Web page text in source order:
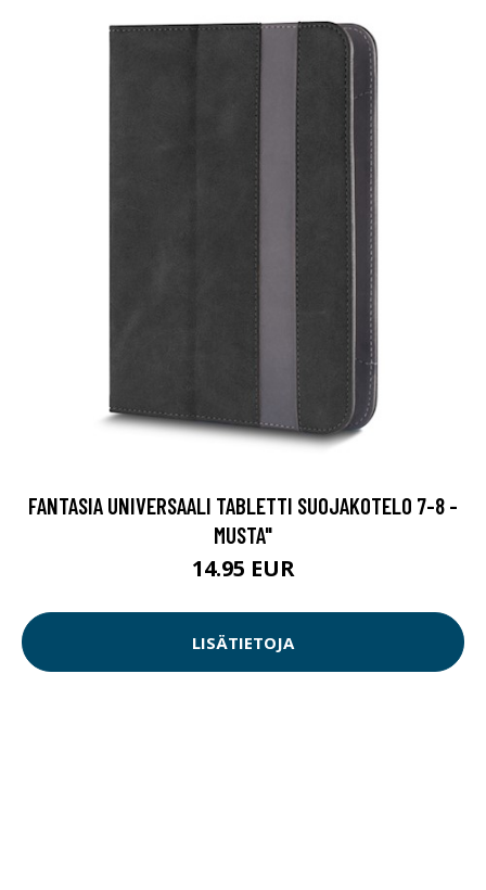
FANTASIA UNIVERSAALI TABLETTI SUOJAKOTELO 7-8 -
MUSTA"
14.95 EUR
LISÄTIETOJA